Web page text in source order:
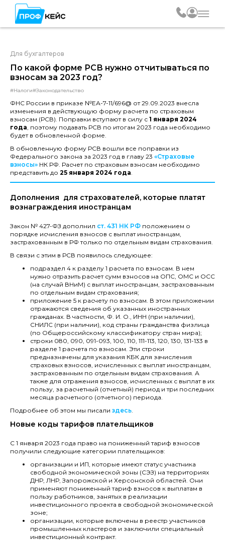
Для бухгалтеров
По какой форме РСВ нужно отчитываться по
взносам за 2023 год?
#Налоги#Законодательство
ФНС России в приказе №ЕА-7-11/696@ от 29.09.2023 внесла
изменения в действующую форму расчета по страховым
взносам (РСВ). Поправки вступают в силу с 1 января 2024
года, поэтому подавать РСВ по итогам 2023 года необходимо
будет в обновленной форме.
В обновленную форму РСВ вошли все поправки из
Федерального закона за 2023 год в главу 23 «Страховые
взносы» НК РФ. Расчет по страховым взносам необходимо
представить до 25 января 2024 года.
Дополнения для страхователей, которые платят
вознаграждения иностранцам
Закон № 427-ФЗ дополнил ст. 431 НК РФ положением о
порядке исчисления взносов с выплат иностранцам,
застрахованным в РФ только по отдельным видам страхования.
В связи с этим в РСВ появилось следующее:
подраздел 4 к разделу 1 расчета по взносам. В нем
нужно отразить расчет сумм взносов на ОПС, ОМС и ОСС
(на случай ВНиМ) с выплат иностранцам, застрахованным
по отдельным видам страхования;
приложение 5 к расчету по взносам. В этом приложении
отражаются сведения об указанных иностранных
гражданах. В частности, Ф. И. О., ИНН (при наличии),
СНИЛС (при наличии), код страны гражданства физлица
(по Общероссийскому классификатору стран мира);
строки 080, 090, 091-093, 100, 110, 111-113, 120, 130, 131-133 в
разделе 1 расчета по взносам. Эти строки
предназначены для указания КБК для зачисления
страховых взносов, исчисленных с выплат иностранцам,
застрахованным по отдельным видам страхования. А
также для отражения взносов, исчисленных с выплат в их
пользу, за расчетный (отчетный) период и три последних
месяца расчетного (отчетного) периода.
Подробнее об этом мы писали здесь.
Новые коды тарифов плательщиков
С 1 января 2023 года право на пониженный тариф взносов
получили следующие категории плательщиков:
организации и ИП, которые имеют статус участника
свободной экономической зоны (СЭЗ) на территориях
ДНР, ЛНР, Запорожской и Херсонской областей. Они
применяют пониженный тариф взносов к выплатам в
пользу работников, занятых в реализации
инвестиционного проекта в свободной экономической
зоне;
организации, которые включены в реестр участников
промышленных кластеров и заключили специальный
инвестиционный контракт.